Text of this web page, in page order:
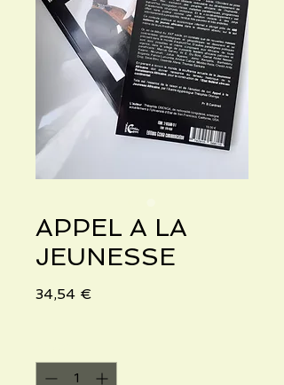
APPEL A LA
JEUNESSE
34,54 €